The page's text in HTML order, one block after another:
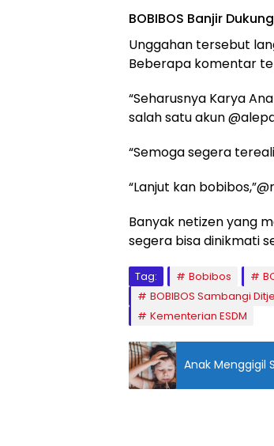
BOBIBOS Banjir
Unggahan tersebut
Beberapa komentar
“Seharusnya Karya
salah satu akun
“Semoga segera
“Lanjut kan
Banyak netizen yang
segera bisa dinikmati
Tag: Bobibos
BOBIBOS Sambangi
Kementerian ESDM
Anak Menggigil